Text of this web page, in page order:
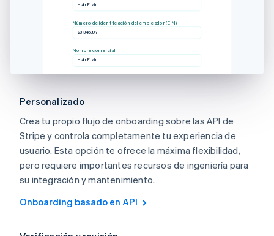
Hair Flair
Número de identificación del empleador (EIN)
23-345897
Nombre comercial
Hair Flair
Personalizado
Crea tu propio flujo de onboarding sobre las API de
Stripe y controla completamente tu experiencia de
usuario. Esta opción te ofrece la máxima flexibilidad,
pero requiere importantes recursos de ingeniería para
su integración y mantenimiento.
Onboarding basado en API